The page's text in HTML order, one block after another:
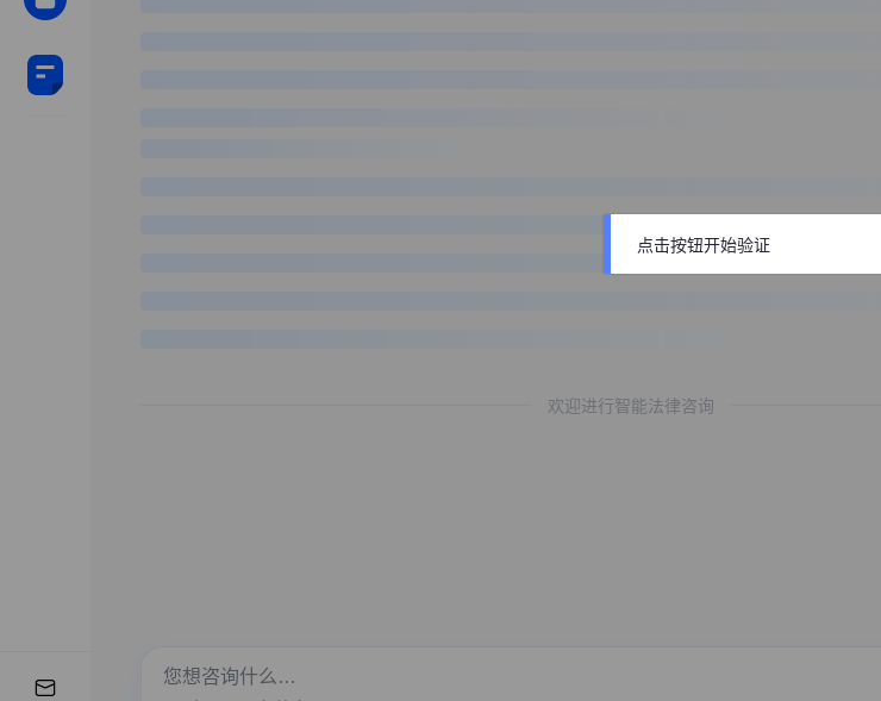
欢迎进行智能法律咨询
点击按钮开始验证